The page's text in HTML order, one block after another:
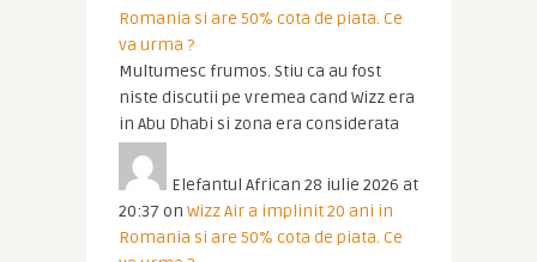
Romania si are 50% cota de piata. Ce
va urma ?
Multumesc frumos. Stiu ca au fost
niste discutii pe vremea cand Wizz era
in Abu Dhabi si zona era considerata
Elefantul African 28 iulie 2026 at
20:37 on Wizz Air a implinit 20 ani in
Romania si are 50% cota de piata. Ce